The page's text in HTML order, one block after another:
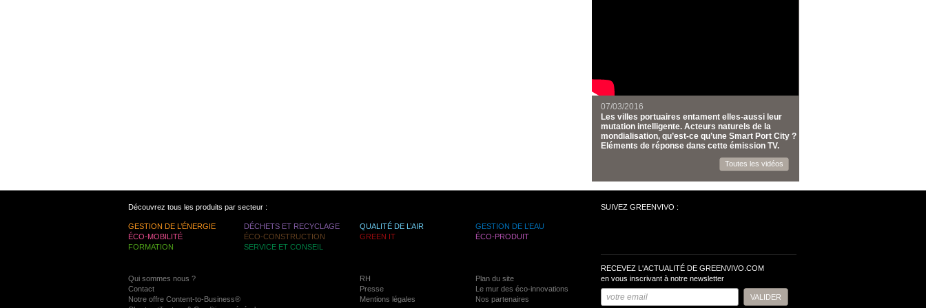
07/03/2016
Les villes portuaires entament elles-aussi leur
mutation intelligente. Acteurs naturels de la
mondialisation, qu’est-ce qu’une Smart Port City ?
Eléments de réponse dans cette émission TV.
Toutes les vidéos
Découvrez tous les produits par secteur :
GESTION DE L’ÉNERGIE DÉCHETS ET RECYCLAGE QUALITÉ DE L’AIR
GESTION DE L’EAU
ÉCO-MOBILITÉ
ÉCO-CONSTRUCTION GREEN IT
ÉCO-PRODUIT
FORMATION
SERVICE ET CONSEIL
Qui sommes nous ? RH
Plan du site
Contact
Presse
Le mur des éco-innovations
Notre offre Content-to-Business®
Mentions légales
Nos partenaires
SUIVEZ GREENVIVO :
RECEVEZ L'ACTUALITÉ DE GREENVIVO.COM
en vous inscrivant à notre newsletter